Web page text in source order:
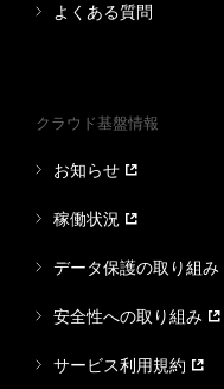
よくある質問
クラウド基盤情報
お知らせ
稼働状況
データ保護の取り組み
安全性への取り組み
サービス利用規約